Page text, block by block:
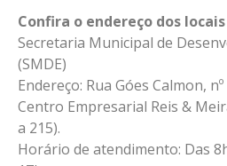
Confira o endereço dos
Secretaria Municipal de
(SMDE)
Endereço: Rua Góes Calmon,
Centro Empresarial Reis &
a 215).
Horário de atendimento: Das